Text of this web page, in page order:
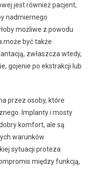
jest również pacjent,
nadmiernego
możliwe z powodu
może być także
zwłaszcza wtedy,
gojenie po ekstrakcji lub
przez osoby, które
Implanty i mosty
komfort, ale są
warunków
sytuacji proteza
między funkcją,